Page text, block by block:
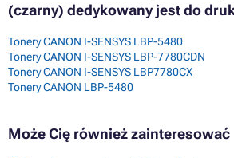
(czarny) dedykowany jest do
Tonery CANON I-SENSYS LBP-5480
Tonery CANON I-SENSYS LBP-7780CDN
Tonery CANON I-SENSYS LBP7780CX
Tonery CANON LBP-5480
Może Cię również zainteresować